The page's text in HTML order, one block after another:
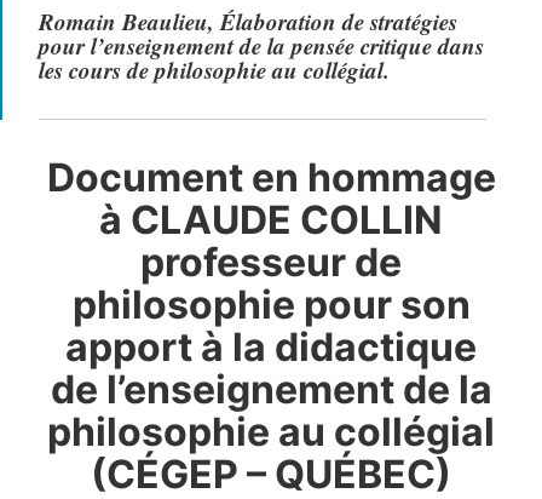
Romain Beaulieu, Élaboration de stratégies
pour l’enseignement de la pensée critique dans
les cours de philosophie au collégial.
Document en hommage
à CLAUDE COLLIN
professeur de
philosophie pour son
apport à la didactique
de l’enseignement de la
philosophie au collégial
(CÉGEP – QUÉBEC)